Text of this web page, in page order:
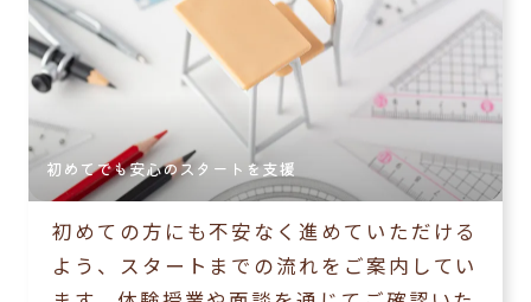
初めてでも安心のスタートを支援
初めての方にも不安なく進めていただける
よう、スタートまでの流れをご案内してい